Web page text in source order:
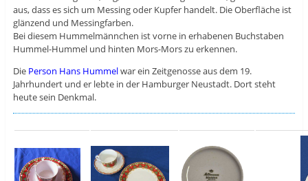
aus, dass es sich um Messing oder Kupfer handelt. Die Oberfläche ist
glänzend und Messingfarben.
Bei diesem Hummelmännchen ist vorne in erhabenen Buchstaben
Hummel-Hummel und hinten Mors-Mors zu erkennen.
Die Person Hans Hummelwar ein Zeitgenosse aus dem 19.
Jahrhundert und er lebte in der Hamburger Neustadt. Dort steht
heute sein Denkmal.